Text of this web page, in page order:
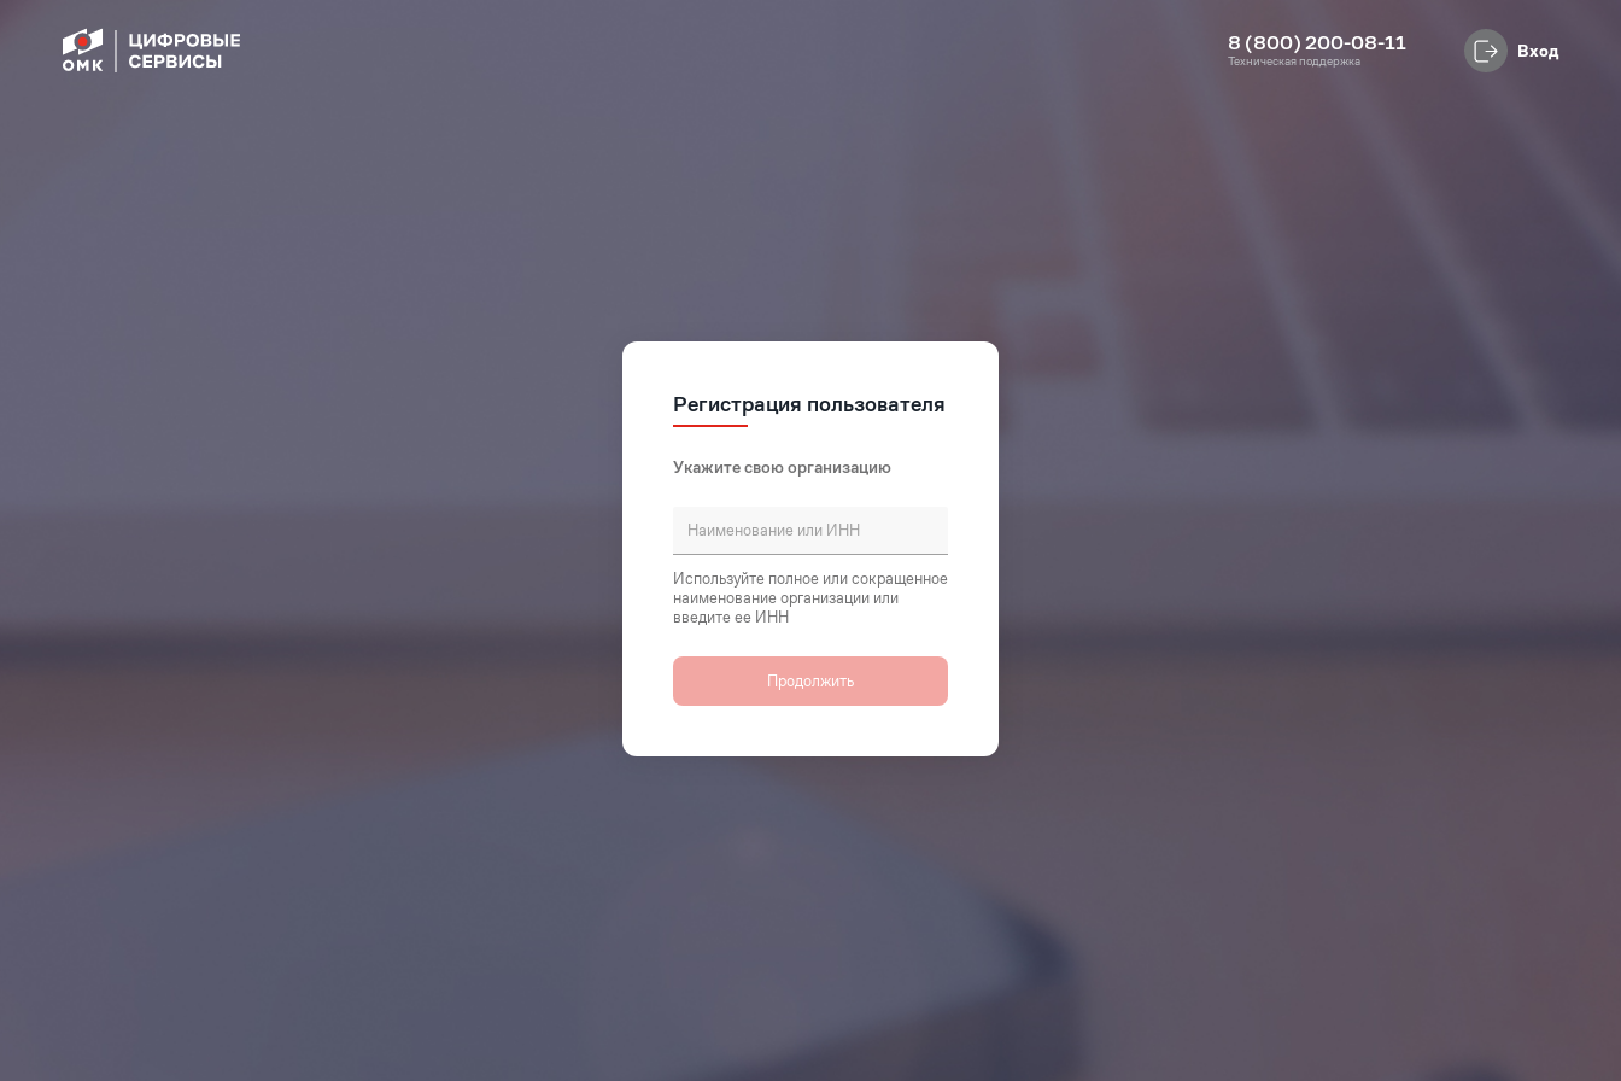
8 (800) 200-08-11
Техническая поддержка Вход
Регистрация пользователя
Укажите свою организацию
Используйте полное или сокращенное
наименование организации или
введите ее ИНН
Продолжить